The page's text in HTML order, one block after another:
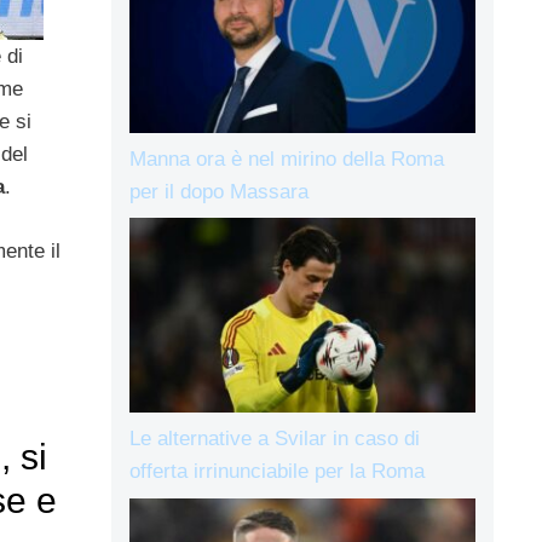
di
si
.
il
si
e
Manna ora è nel mirino della Roma
per il dopo Massara
Le alternative a Svilar in caso di
offerta irrinunciabile per la Roma